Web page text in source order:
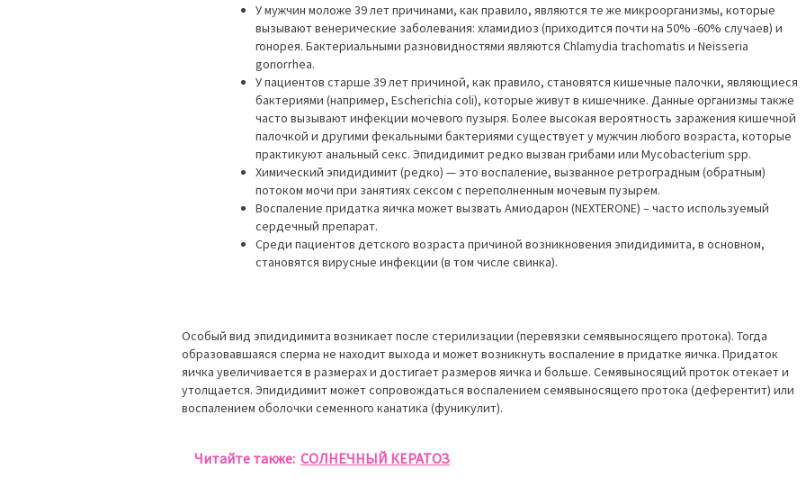
У мужчин моложе 39 лет причинами, как правило, являются те же микроорганизмы, которые
вызывают венерические заболевания: хламидиоз (приходится почти на 50% -60% случаев) и
гонорея. Бактериальными разновидностями являются Chlamydia trachomatis и Neisseria
gonorrhea.
У пациентов старше 39 лет причиной, как правило, становятся кишечные палочки, являющиеся
бактериями (например, Escherichia coli), которые живут в кишечнике. Данные организмы также
часто вызывают инфекции мочевого пузыря. Более высокая вероятность заражения кишечной
палочкой и другими фекальными бактериями существует у мужчин любого возраста, которые
практикуют анальный секс. Эпидидимит редко вызван грибами или Mycobacterium spp.
Химический эпидидимит (редко) — это воспаление, вызванное ретроградным (обратным)
потоком мочи при занятиях сексом с переполненным мочевым пузырем.
Воспаление придатка яичка может вызвать Амиодарон (NEXTERONE) – часто используемый
сердечный препарат.
Среди пациентов детского возраста причиной возникновения эпидидимита, в основном,
становятся вирусные инфекции (в том числе свинка).
Особый вид эпидидимита возникает после стерилизации (перевязки семявыносящего протока). Тогда
образовавшаяся сперма не находит выхода и может возникнуть воспаление в придатке яичка. Придаток
яичка увеличивается в размерах и достигает размеров яичка и больше. Семявыносящий проток отекает и
утолщается. Эпидидимит может сопровождаться воспалением семявыносящего протока (деферентит) или
воспалением оболочки семенного канатика (фуникулит).
Читайте также: СОЛНЕЧНЫЙ КЕРАТОЗ